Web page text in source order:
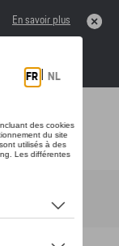
En savoir plus